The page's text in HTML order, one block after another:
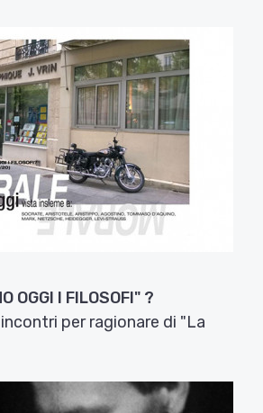
OGGI I FILOSOFI" ?
per ragionare di "La